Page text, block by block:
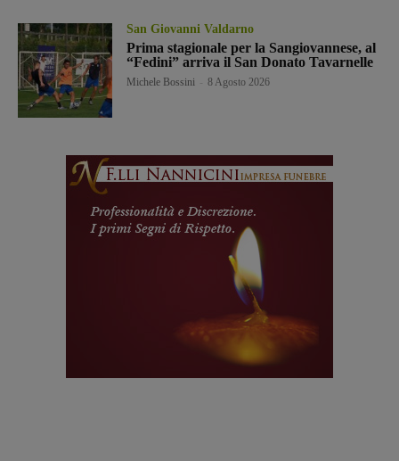
San Giovanni Valdarno
Prima stagionale per la Sangiovannese, al
“Fedini” arriva il San Donato Tavarnelle
Michele Bossini 8 Agosto 2026